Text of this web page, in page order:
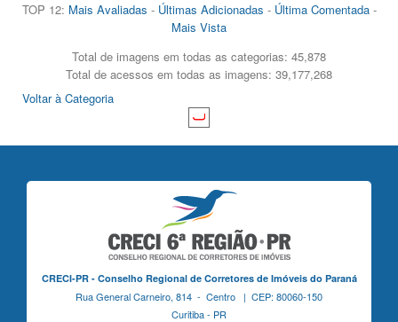
TOP 12: Mais Avaliadas - Últimas Adicionadas - Última Comentada-
Mais Vista
Total de imagens em todas as categorias: 45,878
Total de acessos em todas as imagens: 39,177,268
Voltar à Categoria
CRECI-PR - Conselho Regional de Corretores de Imóveis do Paraná
Rua General Carneiro, 814 - Centro | CEP: 80060-150
Curitiba - PR